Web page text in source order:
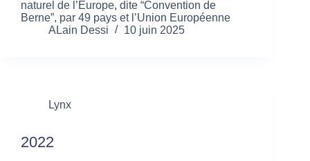
naturel de l’Europe, dite “Convention de
Berne”, par 49 pays et l’Union Européenne
ALain Dessi
10 juin 2025
Lynx
2022